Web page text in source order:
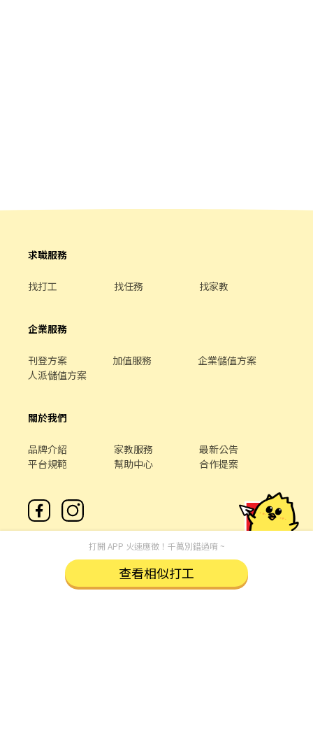
求職服務
找打工 找任務 找家教
企業服務
刊登方案 加值服務
企業儲值方案
人派儲值方案
關於我們
品牌介紹 家教服務
最新公告
平台規範
幫助中心 合作提案
打開 APP 火速應徵！千萬別錯過唷 ~
查看相似打工